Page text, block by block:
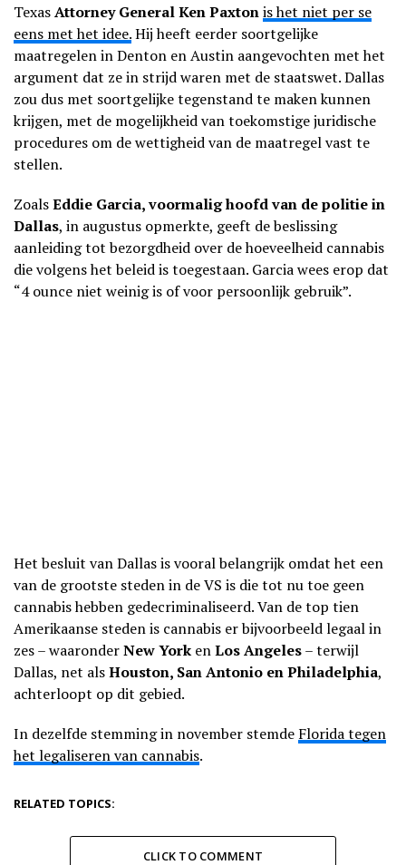
TexasAttorney General Ken Paxtonis het niet per se
eens met het idee.Hij heeft eerder soortgelijke
maatregelen in Denton en Austin aangevochten met het
argument dat ze in strijd waren met de staatswet. Dallas
zou dus met soortgelijke tegenstand te maken kunnen
krijgen, met de mogelijkheid van toekomstige juridische
procedures om de wettigheid van de maatregel vast te
stellen.
ZoalsEddie Garcia, voormalig hoofd van de politie in
Dallas, in augustus opmerkte, geeft de beslissing
aanleiding tot bezorgdheid over de hoeveelheid cannabis
die volgens het beleid is toegestaan. Garcia wees erop dat
“4 ounce niet weinig is of voor persoonlijk gebruik”.
Het besluit van Dallas is vooral belangrijk omdat het een
van de grootste steden in de VS is die tot nu toe geen
cannabis hebben gedecriminaliseerd. Van de top tien
Amerikaanse steden is cannabis er bijvoorbeeld legaal in
zes – waaronderNew York enLos Angeles– terwijl
Dallas, net alsHouston, San Antonio en Philadelphia,
achterloopt op dit gebied.
In dezelfde stemming in november stemde Florida tegen
het legaliseren van cannabis.
RELATED TOPICS:
CLICK TO COMMENT